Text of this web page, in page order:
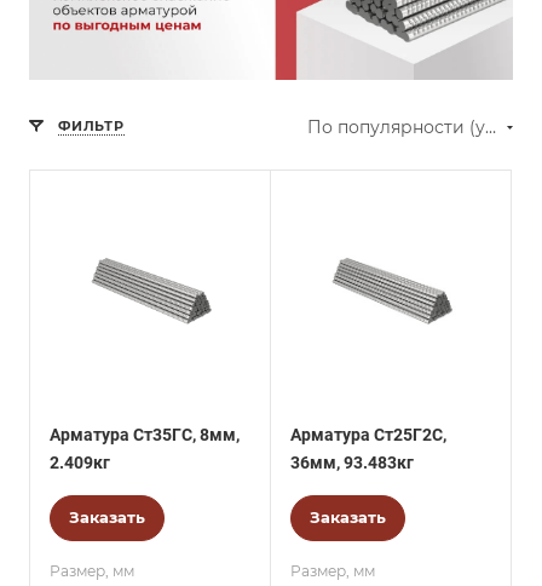
ФИЛЬТР По популярности (убывание)
Арматура Ст35ГС, 8мм,
2.409кг
Заказать
Размер, мм
Арматура Ст25Г2С,
36мм, 93.483кг
Заказать
Размер, мм